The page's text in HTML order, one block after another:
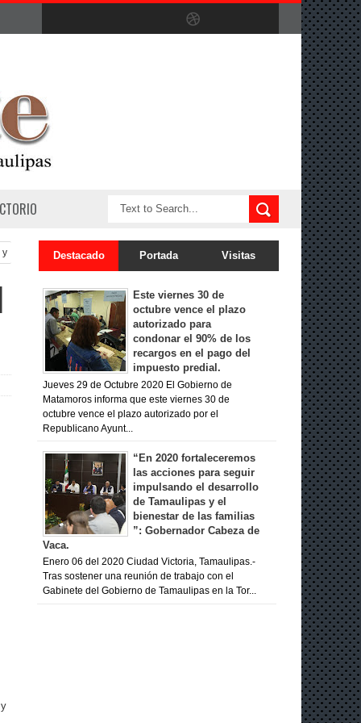
y Destacado Portada Visitas
Este viernes 30 de
octubre vence el plazo
autorizado para
condonar el 90% de los
recargos en el pago del
impuesto predial.
Jueves 29 de Octubre 2020 El Gobierno de
Matamoros informa que este viernes 30 de
octubre vence el plazo autorizado por el
Republicano Ayunt...
“En 2020 fortaleceremos
las acciones para seguir
impulsando el desarrollo
de Tamaulipas y el
bienestar de las familias
”: Gobernador Cabeza de
Vaca.
Enero 06 del 2020 Ciudad Victoria, Tamaulipas.-
Tras sostener una reunión de trabajo con el
Gabinete del Gobierno de Tamaulipas en la Tor...